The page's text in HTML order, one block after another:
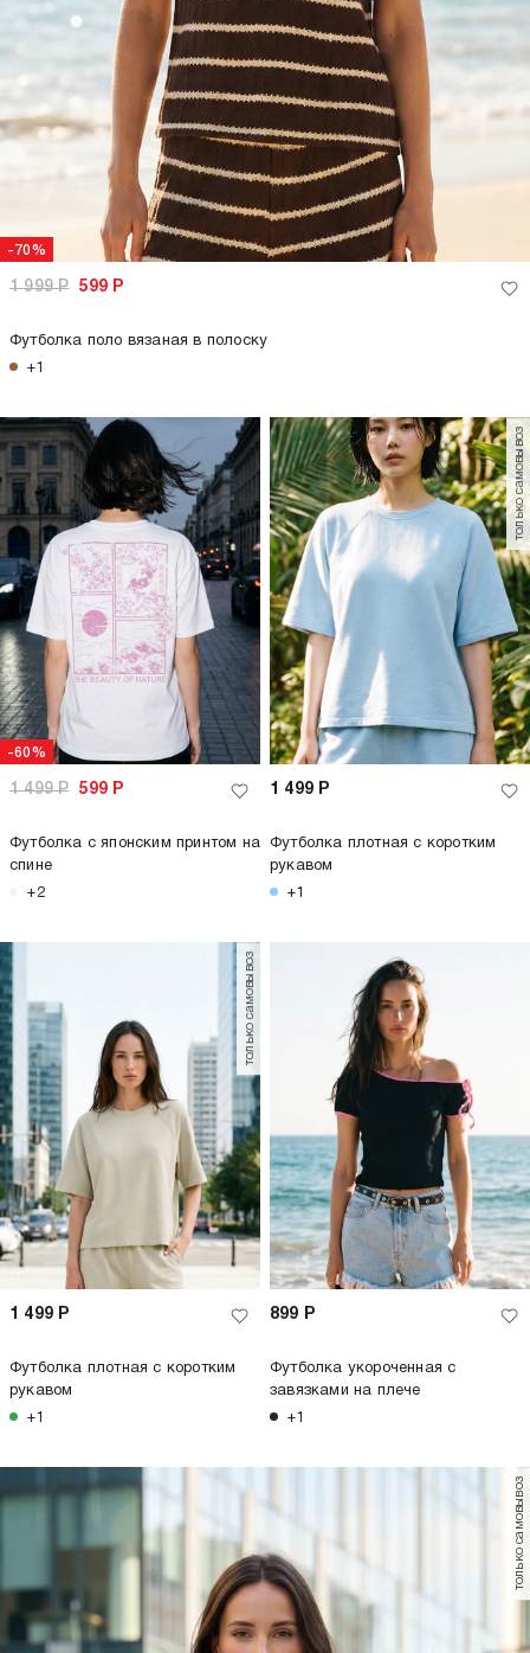
-70%
1 999Р 599 Р
Футболка поло вязаная в полоску
+1
-60%
1 499Р 599 Р
Футболка с японским принтом на
спине
+2
только самовывоз
1 499 Р
Футболка плотная с коротким
рукавом
+1
только самовывоз
1 499 Р
Футболка плотная с коротким
рукавом
+1
899 Р
Футболка укороченная с
завязками на плече
+1
только самовывоз